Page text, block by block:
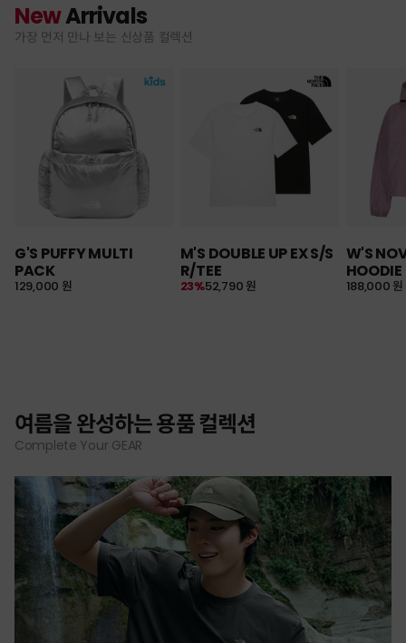
NewArrivals
가장 먼저 만나 보는 신상품 컬렉션
G'S PUFFY MULTI
PACK
129,000 원
M'S DOUBLE UP EX S/S
R/TEE
52,790 원
23%
W'S
HOODIE
188,000 원
여름을 완성하는 용품 컬렉션
Complete Your GEAR